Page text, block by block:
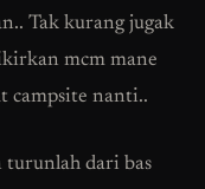
Tak kurang jugak
mcm mane
campsite nanti..
turunlah dari bas